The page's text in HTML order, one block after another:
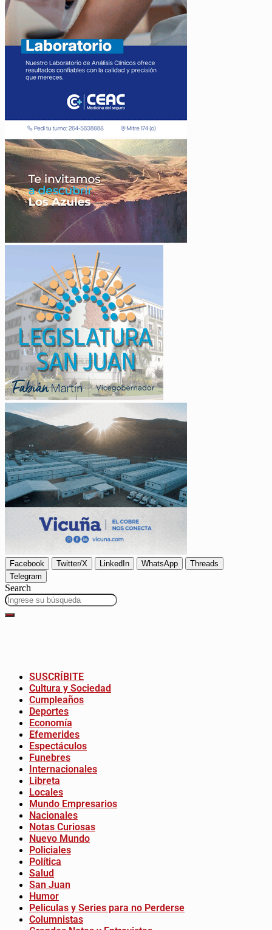
Facebook Twitter/X LinkedIn WhatsApp
Threads
Telegram
Search
SUSCRÍBITE
Cultura y Sociedad
Cumpleaños
Deportes
Economía
Efemerides
Espectáculos
Funebres
Internacionales
Libreta
Locales
Mundo Empresarios
Nacionales
Notas Curiosas
Nuevo Mundo
Policiales
Política
Salud
San Juan
Humor
Peliculas y Series para no Perderse
Columnistas